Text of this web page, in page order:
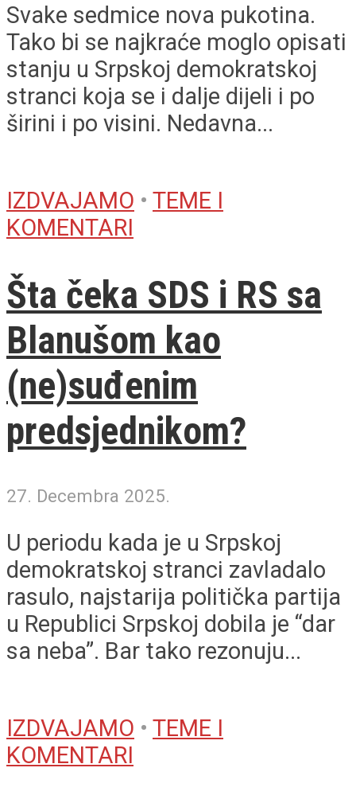
Svake sedmice nova pukotina.
Tako bi se najkraće moglo opisati
stanju u Srpskoj demokratskoj
stranci koja se i dalje dijeli i po
širini i po visini. Nedavna...
IZDVAJAMO • TEME I
KOMENTARI
Šta čeka SDS i RS sa
Blanušom kao
(ne)suđenim
predsjednikom?
27. Decembra 2025.
U periodu kada je u Srpskoj
demokratskoj stranci zavladalo
rasulo, najstarija politička partija
u Republici Srpskoj dobila je “dar
sa neba”. Bar tako rezonuju...
IZDVAJAMO • TEME I
KOMENTARI